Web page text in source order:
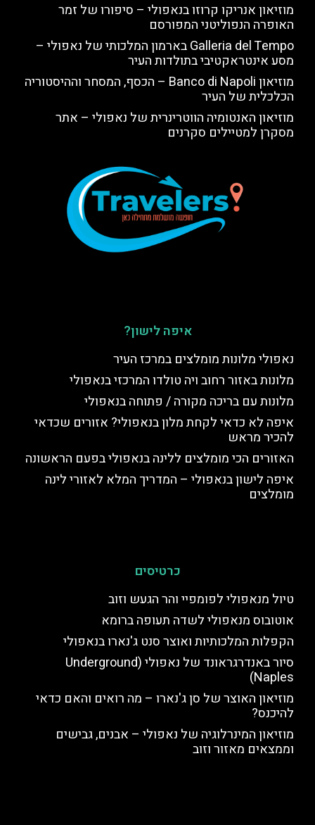
מוזיאון אנריקו קרוזו בנאפולי – סיפורו של זמר
האופרה הנפוליטני המפורסם
Galleria del Tempo בארמון המלכותי של נאפולי –
מסע אינטראקטיבי בתולדות העיר
מוזיאון Banco di Napoli – הכסף, המסחר וההיסטוריה
הכלכלית של העיר
מוזיאון האנטומיה הווטרינרית של נאפולי – אתר
מסקרן למטיילים סקרנים
איפה לישון?
נאפולי מלונות מומלצים במרכז העיר
מלונות באזור רחוב ויה טולדו המרכזי בנאפולי
מלונות עם בריכה מקורה / פתוחה בנאפולי
איפה לא כדאי לקחת מלון בנאפולי? אזורים שכדאי
להכיר מראש
האזורים הכי מומלצים ללינה בנאפולי בפעם הראשונה
איפה לישון בנאפולי – המדריך המלא לאזורי לינה
מומלצים
כרטיסים
טיול מנאפולי לפומפיי והר הגעש וזוב
אוטובוס מנאפולי לשדה תעופה ברומא
הקפלות המלכותיות ואוצר סנט ג'נארו בנאפולי
סיור באנדרגראונד של נאפולי (Underground
Naples)
מוזיאון האוצר של סן ג'נארו – מה רואים והאם כדאי
להיכנס?
מוזיאון המינרלוגיה של נאפולי – אבנים, גבישים
וממצאים מאזור וזוב